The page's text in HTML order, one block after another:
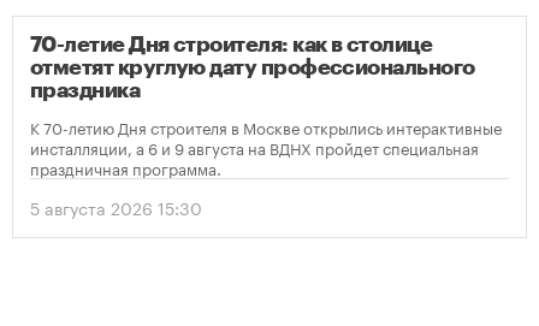
70-летие Дня строителя: как в столице
отметят круглую дату профессионального
праздника
К 70-летию Дня строителя в Москве открылись интерактивные
инсталляции, а 6 и 9 августа на ВДНХ пройдет специальная
праздничная программа.
5 августа 2026 15:30